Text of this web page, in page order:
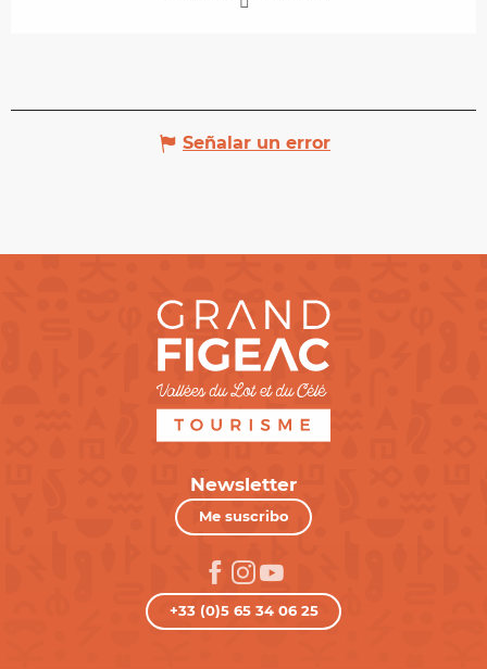
Señalar un error
Newsletter
Me suscribo
+33 (0)5 65 34 06 25